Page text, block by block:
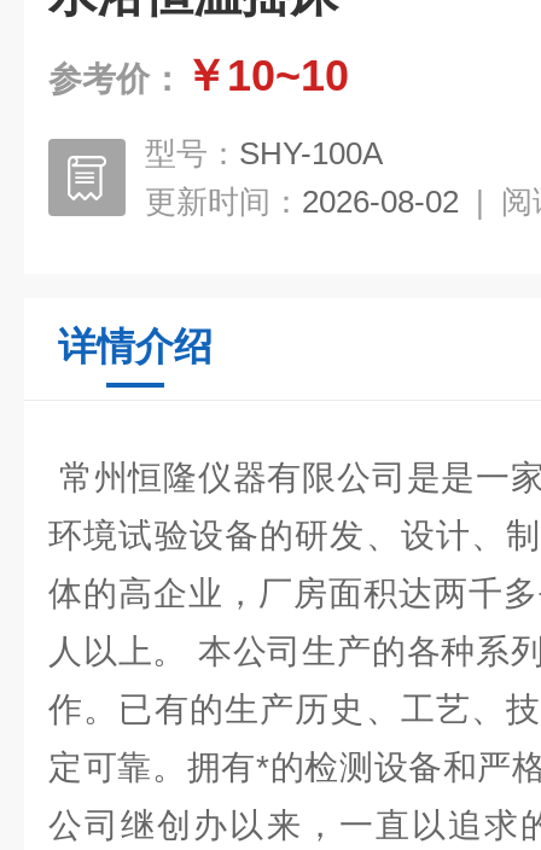
参考价： ￥10~10
型号： SHY-100A
更新时间： 2026-08-02 | 阅
详情介绍
常州恒隆仪器有限公司是是一
环境试验设备的研发、设计、
体的高企业，厂房面积达两千
人以上。 本公司生产的各种系
作。已有的生产历史、工艺、
定可靠。拥有*的检测设备和严
公司继创办以来，一直以追求